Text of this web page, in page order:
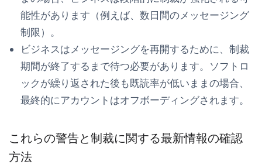
能性があります（例えば、数日間のメッセージング
制限）。
ビジネスはメッセージングを再開するために、制裁
期間が終了するまで待つ必要があります。ソフトロ
ックが繰り返された後も既読率が低いままの場合、
最終的にアカウントはオフボーディングされます。
これらの警告と制裁に関する最新情報の確認
方法